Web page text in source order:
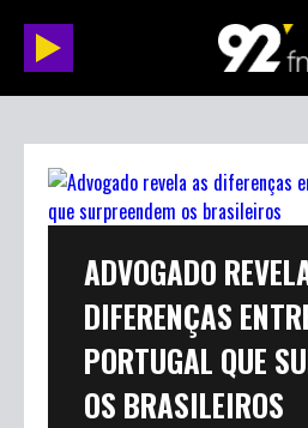
ADVOGADO
DIFERENÇAS
PORTUGAL QUE
OS BRASILEIROS